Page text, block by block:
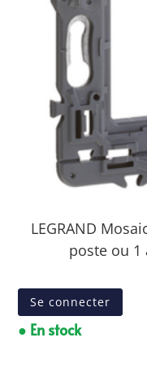
LEGRAND
poste ou 1
Se connecter
● En stock